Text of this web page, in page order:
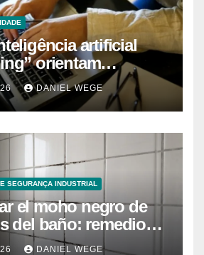
artificial
orientam
DANIEL WEGE
SEGURANÇA INDUSTRIAL
el moho negro de
del baño: remedios
DANIEL WEGE